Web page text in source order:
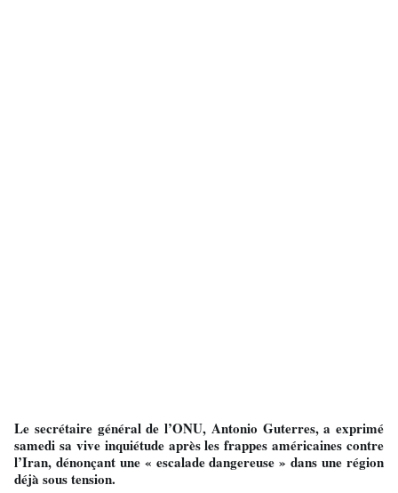
Le secrétaire général de l’ONU, Antonio Guterres, a exprimé
samedi sa vive inquiétude après les frappes américaines contre
l’Iran, dénonçant une « escalade dangereuse » dans une région
déjà sous tension.